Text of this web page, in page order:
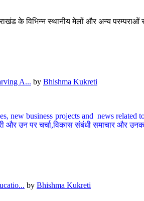
के विभिन्न स्थानीय मेलों और अन्य
A... by Bhishma Kukreti
new business projects and news
और उन पर चर्चा,विकास संबंधी समाचार और
by Bhishma Kukreti